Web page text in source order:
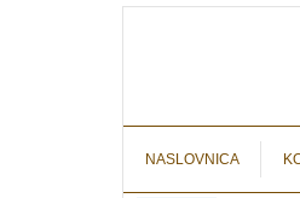
NASLOVNICA